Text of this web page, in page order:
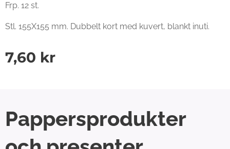
Frp. 12 st.
Stl. 155X155 mm. Dubbelt kort med kuvert, blankt inuti.
7,60 kr
Pappersprodukter